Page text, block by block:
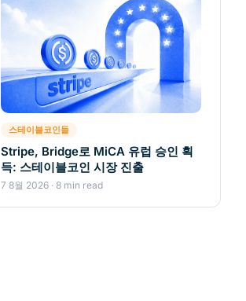
스테이블코인들
Stripe, Bridge로 MiCA 유럽 승인 획
득: 스테이블코인 시장 진출
7 8월 2026 · 8 min read